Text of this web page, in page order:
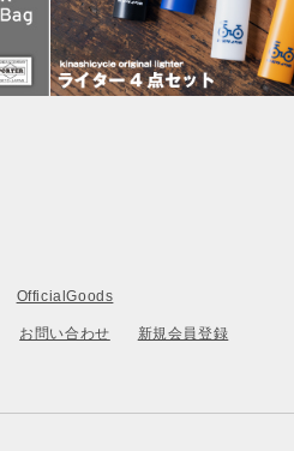
OfficialGoods
お問い合わせ 新規会員登録